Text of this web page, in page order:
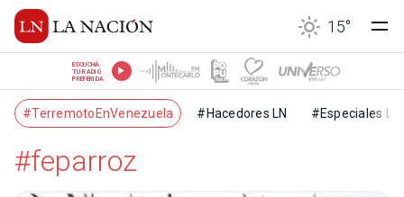
15°
ESCUCHÁ
TU RADIO
PREFERIDA
#TerremotoEnVenezuela #Hacedores LN #Especiales LN
#feparroz